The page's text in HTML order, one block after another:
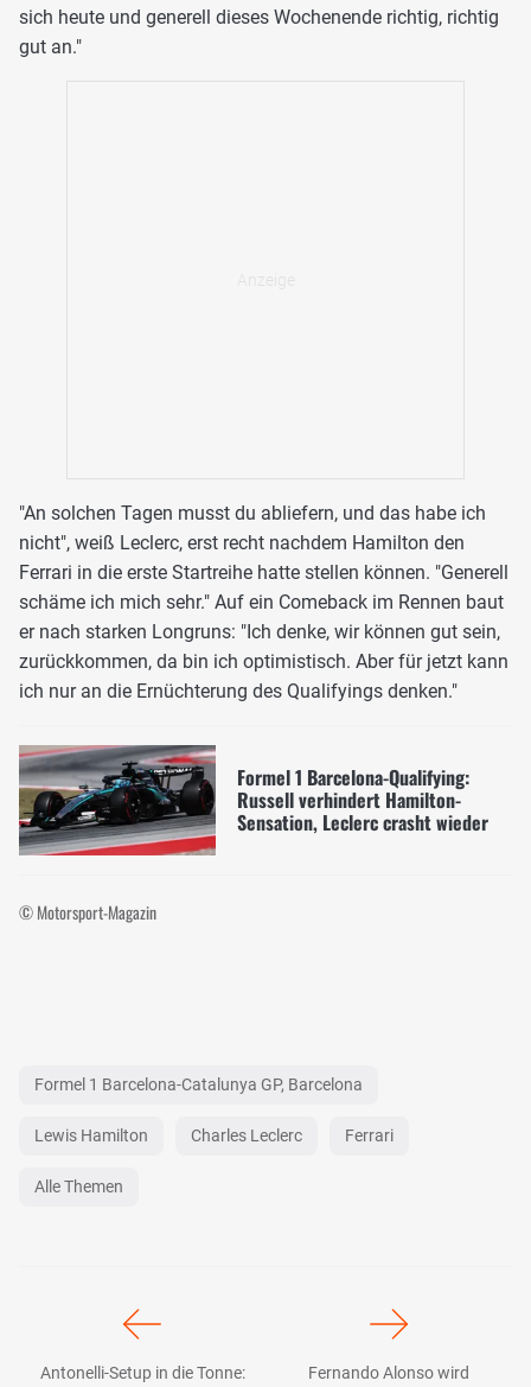
sich heute und generell dieses Wochenende richtig, richtig
gut an."
"An solchen Tagen musst du abliefern, und das habe ich
nicht", weiß Leclerc, erst recht nachdem Hamilton den
Ferrari in die erste Startreihe hatte stellen können. "Generell
schäme ich mich sehr." Auf ein Comeback im Rennen baut
er nach starken Longruns: "Ich denke, wir können gut sein,
zurückkommen, da bin ich optimistisch. Aber für jetzt kann
ich nur an die Ernüchterung des Qualifyings denken."
Formel 1 Barcelona-Qualifying:
Russell verhindert Hamilton-
Sensation, Leclerc crasht wieder
© Motorsport-Magazin
Formel 1 Barcelona-Catalunya GP, Barcelona
Lewis Hamilton Charles Leclerc Ferrari
Alle Themen
Antonelli-Setup in die Tonne:
Fernando Alonso wird